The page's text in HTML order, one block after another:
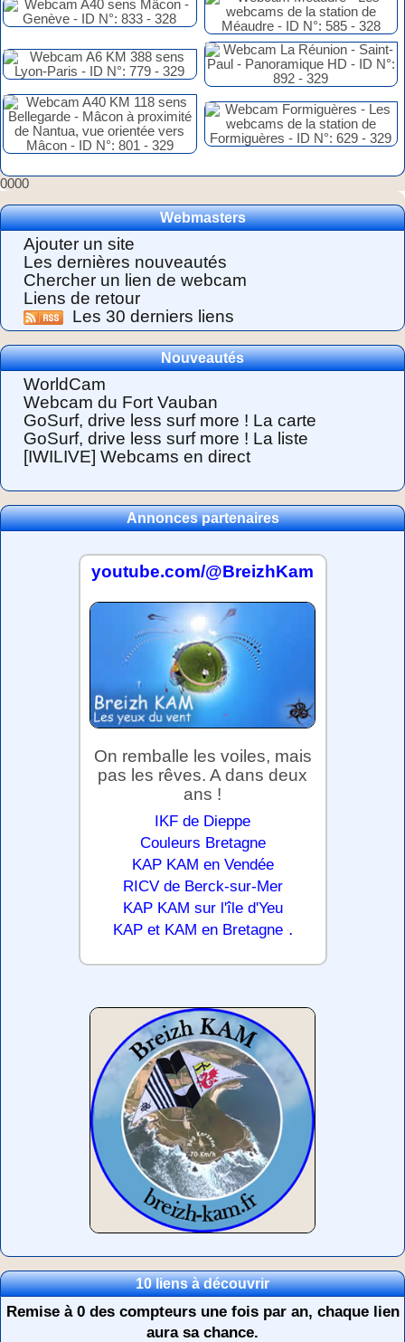
0000
Webmasters
Ajouter un site
Les dernières nouveautés
Chercher un lien de webcam
Liens de retour
Les 30 derniers liens
Nouveautés
WorldCam
Webcam du Fort Vauban
GoSurf, drive less surf more ! La carte
GoSurf, drive less surf more ! La liste
[IWILIVE] Webcams en direct
Annonces partenaires
youtube.com/@BreizhKam
On remballe les voiles, mais
pas les rêves. A dans deux
ans !
IKF de Dieppe
Couleurs Bretagne
KAP KAM en Vendée
RICV de Berck-sur-Mer
KAP KAM sur l'île d'Yeu
KAP et KAM en Bretagne .
10 liens à découvrir
Remise à 0 des compteurs une fois par an, chaque lien
aura sa chance.